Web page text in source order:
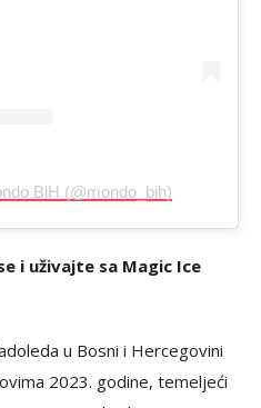
BiH (@mondo_bih)
i uživajte sa Magic Ice
u Bosni i Hercegovini
2023. godine, temeljeći